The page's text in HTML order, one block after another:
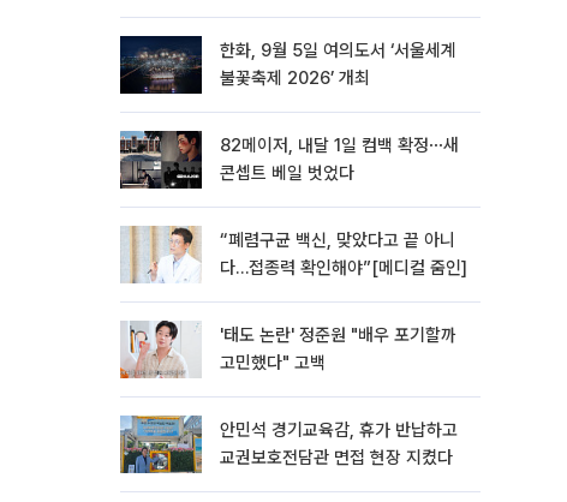
한화, 9월 5일 여의도서 ‘서울세계
불꽃축제 2026’ 개최
82메이저, 내달 1일 컴백 확정⋯새
콘셉트 베일 벗었다
“폐렴구균 백신, 맞았다고 끝 아니
다…접종력 확인해야”[메디컬 줌인]
'태도 논란' 정준원 "배우 포기할까
고민했다" 고백
안민석 경기교육감, 휴가 반납하고
교권보호전담관 면접 현장 지켰다